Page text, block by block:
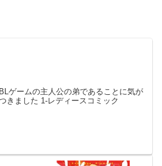
BLゲームの主人公の弟であることに気が
きました 1-レディースコミック